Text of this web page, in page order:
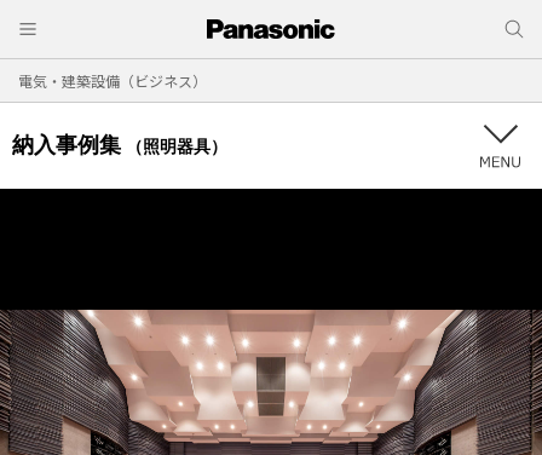
電気・建築設備（ビジネス）
納入事例集 （照明器具）